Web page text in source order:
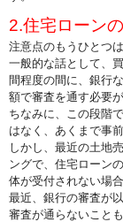
2.住宅ローン
注意点のもうひとつ
一般的な話として、
間程度の間に、銀行
額で審査を通す必要が
ちなみに、この段階
はなく、あくまで事
しかし、最近の土地
ングで、住宅ローン
体が受付されない場
最近、銀行の審査が
審査が通らないこと